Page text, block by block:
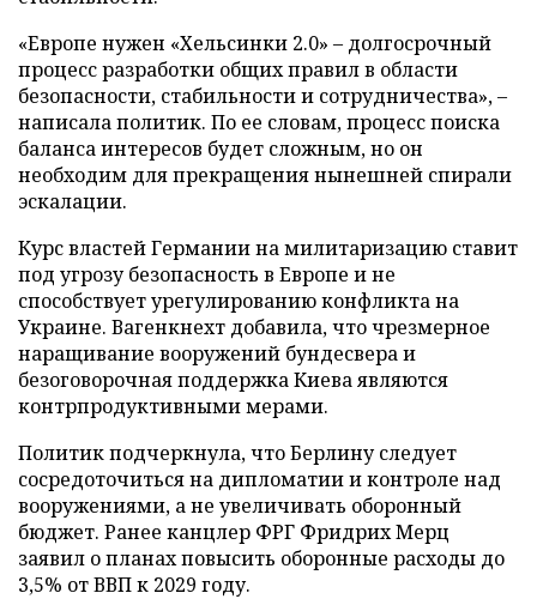
«Европе нужен «Хельсинки 2.0» – долгосрочный
процесс разработки общих правил в области
безопасности, стабильности и сотрудничества», –
написала политик. По ее словам, процесс поиска
баланса интересов будет сложным, но он
необходим для прекращения нынешней спирали
эскалации.
Курс властей Германии на милитаризацию ставит
под угрозу безопасность в Европе и не
способствует урегулированию конфликта на
Украине. Вагенкнехт добавила, что чрезмерное
наращивание вооружений бундесвера и
безоговорочная поддержка Киева являются
контрпродуктивными мерами.
Политик подчеркнула, что Берлину следует
сосредоточиться на дипломатии и контроле над
вооружениями, а не увеличивать оборонный
бюджет. Ранее канцлер ФРГ Фридрих Мерц
заявил о планах повысить оборонные расходы до
3,5% от ВВП к 2029 году.